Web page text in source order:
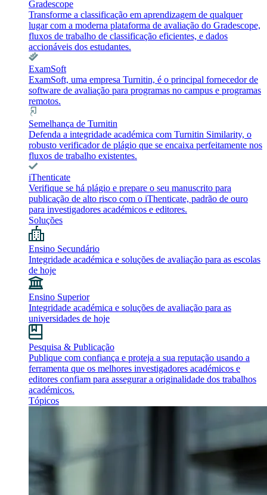
Gradescope
Transforme a classificação em aprendizagem de qualquer
lugar com a moderna plataforma de avaliação do Gradescope,
fluxos de trabalho de classificação eficientes, e dados
accionáveis dos estudantes.
ExamSoft
ExamSoft, uma empresa Turnitin, é o principal fornecedor de
software de avaliação para programas no campus e programas
remotos.
Semelhança de Turnitin
Defenda a integridade académica com Turnitin Similarity, o
robusto verificador de plágio que se encaixa perfeitamente nos
fluxos de trabalho existentes.
iThenticate
Verifique se há plágio e prepare o seu manuscrito para
publicação de alto risco com o iThenticate, padrão de ouro
para investigadores académicos e editores.
Soluções
Ensino Secundário
Integridade académica e soluções de avaliação para as escolas
de hoje
Ensino Superior
Integridade académica e soluções de avaliação para as
universidades de hoje
Pesquisa & Publicação
Publique com confiança e proteja a sua reputação usando a
ferramenta que os melhores investigadores académicos e
editores confiam para assegurar a originalidade dos trabalhos
académicos.
Tópicos